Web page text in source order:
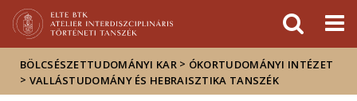
Hírek
Események
ELTE a
sajtóban
BÖLCSÉSZETTUDOMÁNYI KAR > ÓKORTUDOMÁNYI INTÉZET
> VALLÁSTUDOMÁNY ÉS HEBRAISZTIKA TANSZÉK